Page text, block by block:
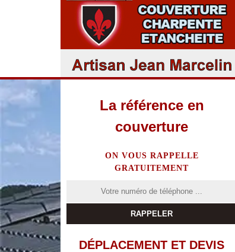
La référence en
couverture
ON VOUS RAPPELLE
GRATUITEMENT
DÉPLACEMENT ET DEVIS